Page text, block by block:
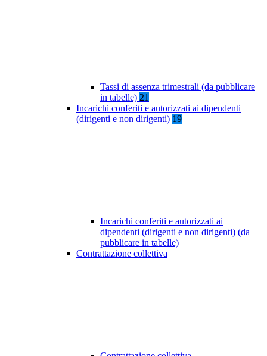
Tassi di assenza trimestrali (da pubblicare
in tabelle) 21
Incarichi conferiti e autorizzati ai dipendenti
(dirigenti e non dirigenti) 19
Incarichi conferiti e autorizzati ai
dipendenti (dirigenti e non dirigenti) (da
pubblicare in tabelle)
Contrattazione collettiva